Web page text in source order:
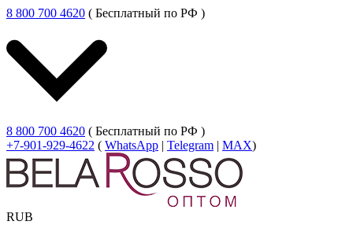
8 800 700 4620 ( Бесплатный по РФ )
8 800 700 4620 ( Бесплатный по РФ )
+7-901-929-4622 ( WhatsApp | Telegram | MAX)
RUB